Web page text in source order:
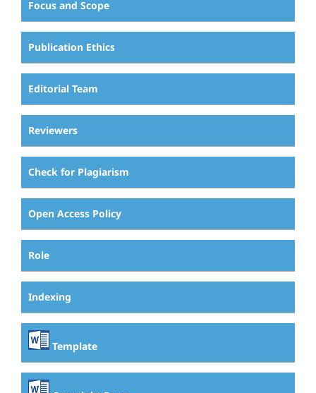
Focus and Scope
Publication Ethics
Editorial Team
Reviewers
Check for Plagiarism
Open Access Policy
Role
Indexing
Template